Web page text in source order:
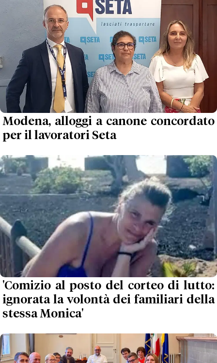
Modena, alloggi a canone concordato
per il lavoratori Seta
'Comizio al posto del corteo di lutto:
ignorata la volontà dei familiari della
stessa Monica'